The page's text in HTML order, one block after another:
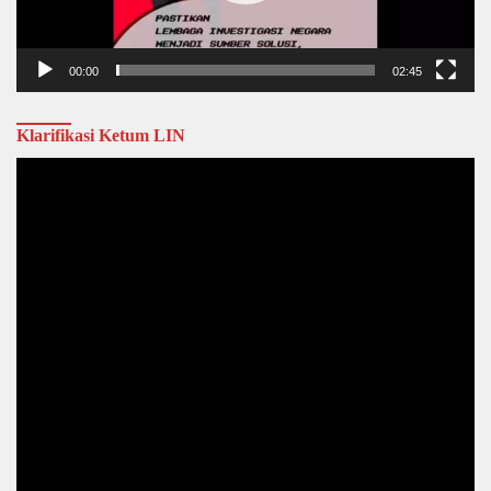
00:00 02:45
Klarifikasi Ketum LIN